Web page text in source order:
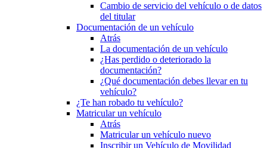
Cambio de servicio del vehículo o de datos
del titular
Documentación de un vehículo
Atrás
La documentación de un vehículo
¿Has perdido o deteriorado la
documentación?
¿Qué documentación debes llevar en tu
vehículo?
¿Te han robado tu vehículo?
Matricular un vehículo
Atrás
Matricular un vehículo nuevo
Inscribir un Vehículo de Movilidad